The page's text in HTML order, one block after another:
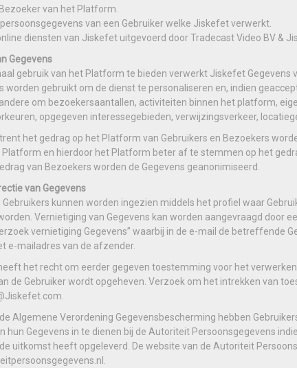
van het Platform.
van een Gebruiker welke Jiskefet verwerkt.
diensten van Jiskefet uitgevoerd door Tradecast Video BV &
Gegevens
gebruik van het Platform te bieden verwerkt Jiskefet Gegevens
worden gebruikt om de dienst te personaliseren en, indien
om bezoekersaantallen, activiteiten binnen het platform,
opgegeven interessegebieden, verwijzingsverkeer,
het gedrag op het Platform van Gebruikers en Bezoekers
en hierdoor het Platform beter af te stemmen op het
van Bezoekers worden de Gegevens geanonimiseerd.
van Gegevens
Gebruikers kunnen worden ingezien middels het profiel waar
Vernietiging van Gegevens kan worden aangevraagd door
vernietiging Gegevens” waarbij in de e-mail de betreffende
e-mailadres van de afzender.
het recht om eerder gegeven toestemming voor het
de Gebruiker wordt opgeheven. Verzoek om het intrekken van
Algemene Verordening Gegevensbescherming hebben
hun Gegevens in te dienen bij de Autoriteit Persoonsgegevens
uitkomst heeft opgeleverd. De website van de Autoriteit